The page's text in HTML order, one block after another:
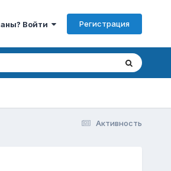
Войти Регистрация
Активность